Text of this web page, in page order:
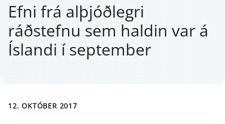
Efni frá alþjóðlegri
ráðstefnu sem hald­in var á
Íslandi í sept­em­ber
12. OKTÓBER 2017